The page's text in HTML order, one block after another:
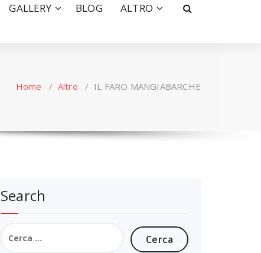
GALLERY BLOG ALTRO
Home / Altro / IL FARO MANGIABARCHE
Search
Ricerca
per: